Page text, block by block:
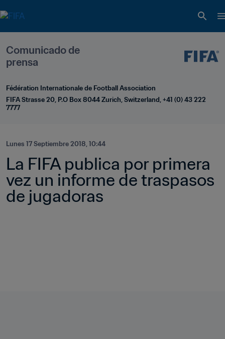
Comunicado de
prensa
Fédération Internationale de Football Association
FIFA Strasse 20, P.O Box 8044 Zurich, Switzerland, +41 (0) 43 222
7777
Lunes 17 Septiembre 2018, 10:44
La FIFA publica por primera
vez un informe de traspasos
de jugadoras